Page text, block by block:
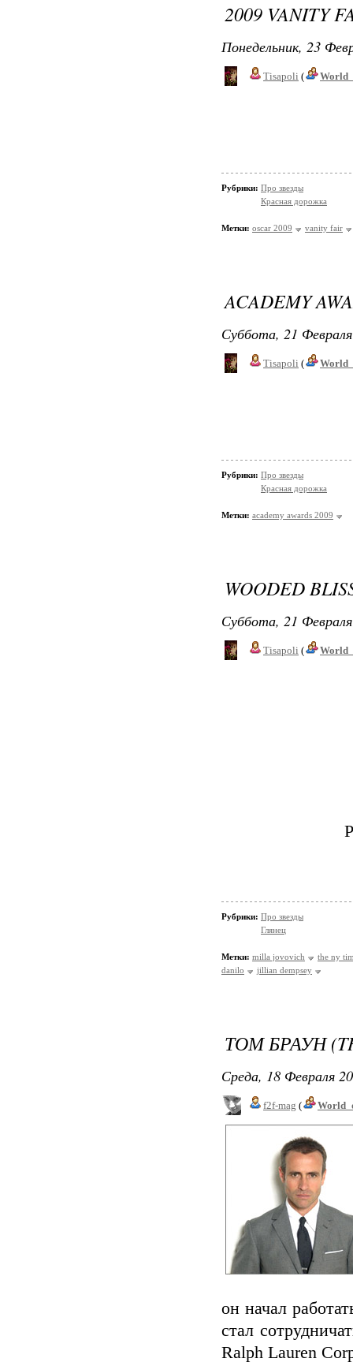
2009 VANITY
Понедельник, 23
Tisapoli (
Рубрики: Про звезды
Красная дорожка
Метки: oscar 2009 vanity fair
ACADEMY
Суббота, 21
Tisapoli (
Рубрики: Про звезды
Красная дорожка
Метки: academy awards 2009
WOODED
Суббота, 21
Tisapoli (
Рубрики: Про звезды
Глянец
Метки: milla jovovich
the ny
danilo
jillian dempsey
ТОМ БРАУН
Среда, 18 Февраля
f2f-mag (
он начал
стал
Ralph Lauren